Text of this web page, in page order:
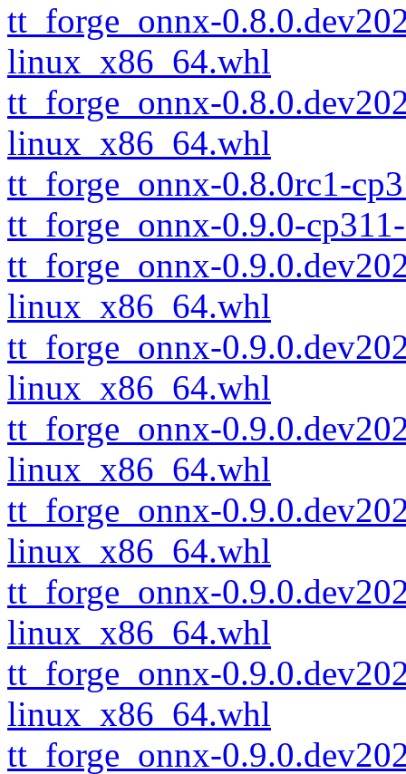
tt_forge_onnx-
linux_x86_64.whl
tt_forge_onnx-
linux_x86_64.whl
tt_forge_onnx-0.8.0rc1-
tt_forge_onnx-0.9.0-
tt_forge_onnx-
linux_x86_64.whl
tt_forge_onnx-
linux_x86_64.whl
tt_forge_onnx-
linux_x86_64.whl
tt_forge_onnx-
linux_x86_64.whl
tt_forge_onnx-
linux_x86_64.whl
tt_forge_onnx-
linux_x86_64.whl
tt_forge_onnx-